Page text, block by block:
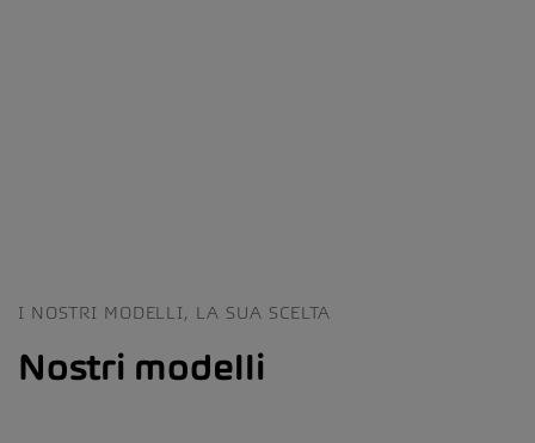
I NOSTRI MODELLI, LA SUA SCELTA
Nostri modelli